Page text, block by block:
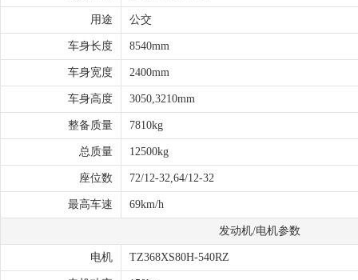
用途 公交
车身长度 8540mm
车身宽度 2400mm
车身高度 3050,3210mm
整备质量 7810kg
总质量 12500kg
座位数 72/12-32,64/12-32
最高车速 69km/h
发动机/电机参数
电机 TZ368XS80H-540RZ